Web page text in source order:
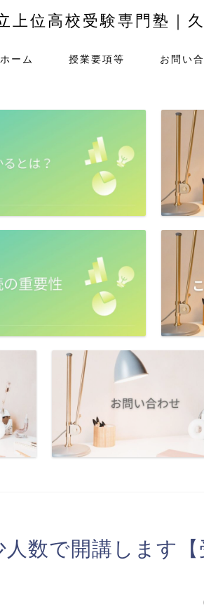
上位高校受験専門塾｜
ホーム 授業要項等 お問い
人数で開講します【